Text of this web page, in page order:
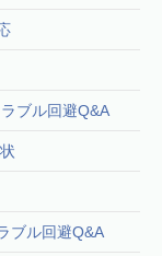
ブル回避Q&A
ブル回避Q&A